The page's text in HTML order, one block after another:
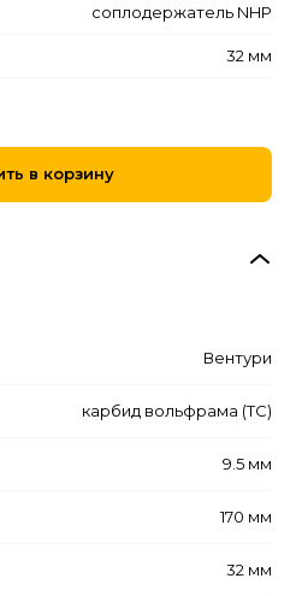
соплодержатель NHP
32 мм
в корзину
Вентури
карбид вольфрама (ТС)
9.5 мм
170 мм
32 мм